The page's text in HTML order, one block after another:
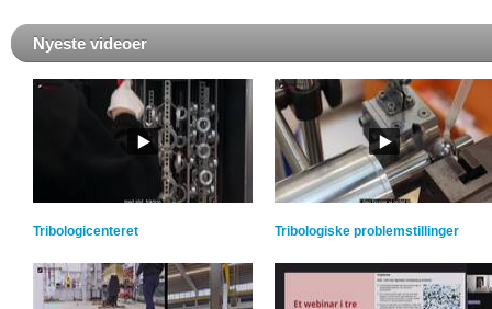
Nyeste videoer
Tribologicenteret Tribologiske problemstillinger